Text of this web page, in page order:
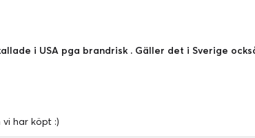
i USA pga brandrisk . Gäller det i Sverige
vi har köpt :)